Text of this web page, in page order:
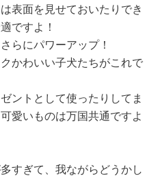
表面を見せておいたりでき
ですよ！
らにパワーアップ！
かわいい子犬たちがこれで
ントとして使ったりしてま
愛いものは万国共通ですよ
すぎて、我ながらどうかし